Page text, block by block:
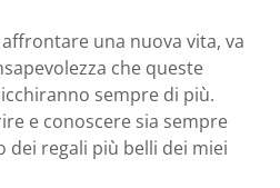
una nuova vita, va
che queste
sempre di più.
e conoscere sia sempre
dei regali più belli dei miei